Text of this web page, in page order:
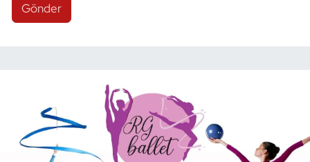
Gönder